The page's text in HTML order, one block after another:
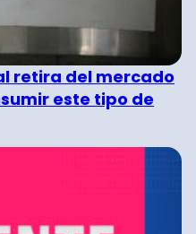
retira del mercado
este tipo de